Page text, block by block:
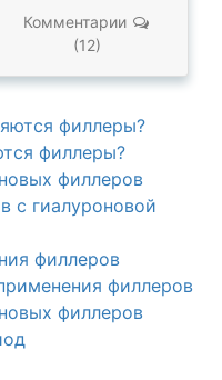
Комментарии
(12)
филлеры?
филлеры?
филлеров
с гиалуроновой
филлеров
филлеров
филлеров